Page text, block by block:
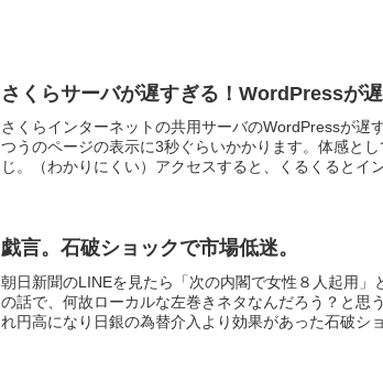
さくらサーバが遅すぎる！WordPressが遅
さくらインターネットの共用サーバのWordPressが遅
つうのページの表示に3秒ぐらいかかります。体感と
じ。（わかりにくい）アクセスすると、くるくるとイン
戯言。石破ショックで市場低迷。
朝日新聞のLINEを見たら「次の内閣で女性８人起用
の話で、何故ローカルな左巻きネタなんだろう？と思
れ円高になり日銀の為替介入より効果があった石破シ